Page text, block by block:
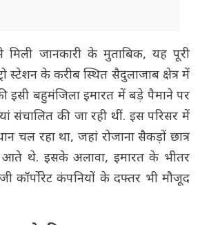
मिली जानकारी के मुताबिक, यह पूरी
स्टेशन के करीब स्थित सैदुलाजाब क्षेत्र में
इसी बहुमंजिला इमारत में बड़े पैमाने पर
संचालित की जा रही थीं. इस परिसर में
चल रहा था, जहां रोजाना सैकड़ों छात्र
थे. इसके अलावा, इमारत के भीतर
कंपनियों के दफ्तर भी मौजूद